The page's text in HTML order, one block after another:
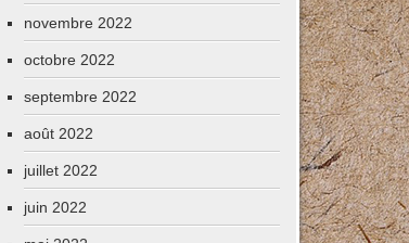
novembre 2022
octobre 2022
septembre 2022
août 2022
juillet 2022
juin 2022